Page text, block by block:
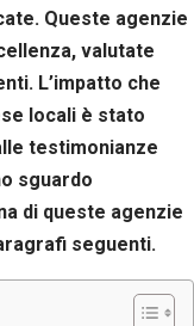
Queste agenzie
valutate
L’impatto che
locali è stato
testimonianze
sguardo
di queste agenzie
seguenti.